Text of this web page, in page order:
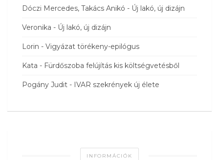
Dóczi Mercedes, Takács Anikó - Új lakó, új dizájn
Veronika - Új lakó, új dizájn
Lorin - Vigyázat törékeny-epilógus
Kata - Fürdőszoba felújítás kis költségvetésből
Pogány Judit - IVAR szekrények új élete
INFORMÁCIÓK